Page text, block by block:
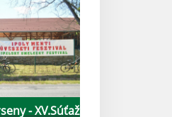
- XV.Súťaž